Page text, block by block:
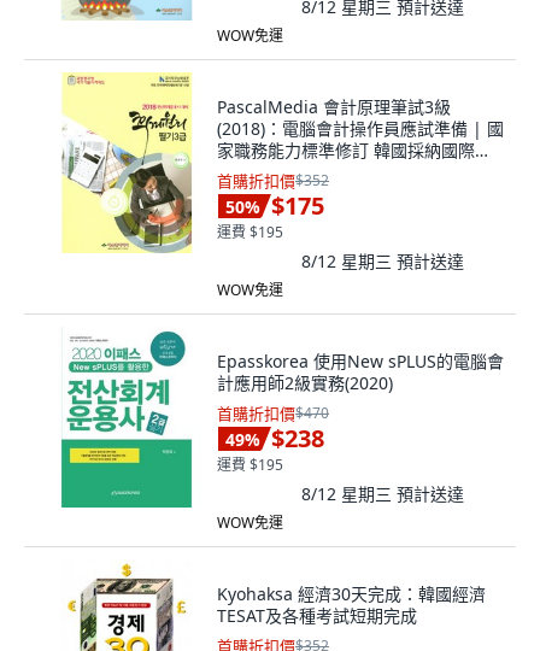
8/12 星期三 預計送達
WOW免運
PascalMedia 會計原理筆試3級
(2018)：電腦會計操作員應試準備 | 國
家職務能力標準修訂 韓國採納國際會
計準則
首購折扣價$352
50% $175
運費 $195
8/12 星期三 預計送達
WOW免運
Epasskorea 使用New sPLUS的電腦會
計應用師2級實務(2020)
首購折扣價$470
49% $238
運費 $195
8/12 星期三 預計送達
WOW免運
Kyohaksa 經濟30天完成：韓國經濟
TESAT及各種考試短期完成
首購折扣價$352